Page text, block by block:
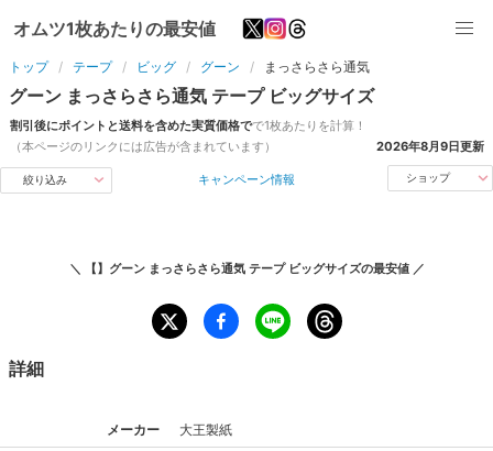
オムツ1枚あたりの最安値
トップ テープ ビッグ グーン まっさらさら通気
グーン まっさらさら通気 テープ ビッグサイズ
割引後にポイントと送料を含めた実質価格でで1枚あたりを計算！
（本ページのリンクには広告が含まれています）
2026年8月9日更新
絞り込み キャンペーン情報 ショップ
＼ 【】グーン まっさらさら通気 テープ ビッグサイズの最安値 ／
詳細
メーカー 大王製紙